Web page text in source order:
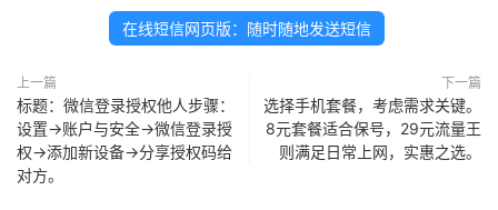
在线短信网页版：随时随地发送短信
上一篇
标题：微信登录授权他人步骤：
设置→账户与安全→微信登录授
权→添加新设备→分享授权码给
对方。
下一篇
选择手机套餐，考虑需求关键。
8元套餐适合保号，29元流量王
则满足日常上网，实惠之选。